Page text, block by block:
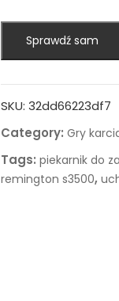
Sprawdź sam
SKU: 32dd66223df7
Category: Gry
Tags: piekarnik do
remington s3500,